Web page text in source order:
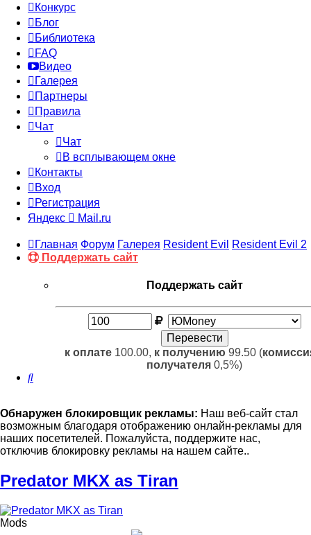
Конкурс
Блог
Библиотека
FAQ
Видео
Галерея
Партнеры
Правила
Чат
Чат
В всплывающем окне
Контакты
Вход
Регистрация
Яндекс
Mail.ru
Главная Форум Галерея Resident Evil
Resident Evil 2
Поддержать сайт
Поддержать сайт
к оплате100.00, к получению 99.50 (
получателя 0,5%)
Поиск
Обнаружен блокировщик рекламы: Наш веб-сайт стал
возможным благодаря отображению онлайн-рекламы для
наших посетителей. Пожалуйста, поддержите нас,
отключив блокировку рекламы на нашем сайте..
Predator MKX as Tiran
Mods